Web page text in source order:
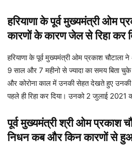
हरियाणा के पूर्व मुख्यमंत्री ओम
कारणों के कारण जेल से रिहा कर
हरियाणा के पूर्व मुख्यमंत्री ओम प्रकाश चौटाला
9 साल और 7 महीनो से ज्यादा का समय बिता
और कोरोना काल में उनकी सेहत देखते हुए
पहले ही रिहा कर दिया। उनको 2 जुलाई 2021
पूर्व मुख्यमंत्री श्री ओम प्रकाश
निधन कब और किन कारणों से